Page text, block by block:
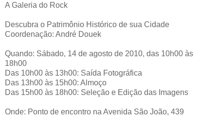
A Galeria do Rock
Descubra o Patrimônio Histórico de sua Cidade
Coordenação: André Douek
Quando: Sábado, 14 de agosto de 2010, das 10h00 às
18h00
Das 10h00 às 13h00: Saída Fotográfica
Das 13h00 às 15h00: Almoço
Das 15h00 às 18h00: Seleção e Edição das Imagens
Onde: Ponto de encontro na Avenida São João, 439